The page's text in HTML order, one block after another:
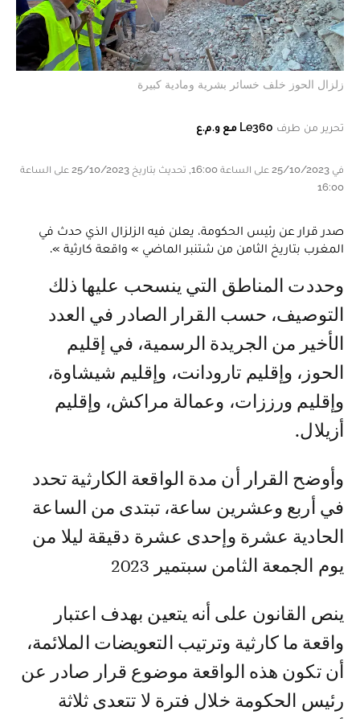
زلزال الحوز خلف خسائر بشرية ومادية كبيرة
تحرير من طرف Le360 مع و.م.ع
في 25/10/2023 على الساعة 16:00, تحديث بتاريخ 25/10/2023 على الساعة
16:00
صدر قرار عن رئيس الحكومة، يعلن فيه الزلزال الذي حدث في
المغرب بتاريخ الثامن من شتنبر الماضي » واقعة كارثية ».
وحددت المناطق التي ينسحب عليها ذلك
التوصيف، حسب القرار الصادر في العدد
الأخير من الجريدة الرسمية، في إقليم
الحوز، وإقليم تارودانت، وإقليم شيشاوة،
وإقليم ورززات، وعمالة مراكش، وإقليم
أزيلال.
وأوضح القرار أن مدة الواقعة الكارثية تحدد
في أربع وعشرين ساعة، تبتدى من الساعة
الحادية عشرة وإحدى عشرة دقيقة ليلا من
يوم الجمعة الثامن سبتمير 2023
ينص القانون على أنه يتعين بهدف اعتبار
واقعة ما كارثية وترتيب التعويضات الملائمة،
أن تكون هذه الواقعة موضوع قرار صادر عن
رئيس الحكومة خلال فترة لا تتعدى ثلاثة